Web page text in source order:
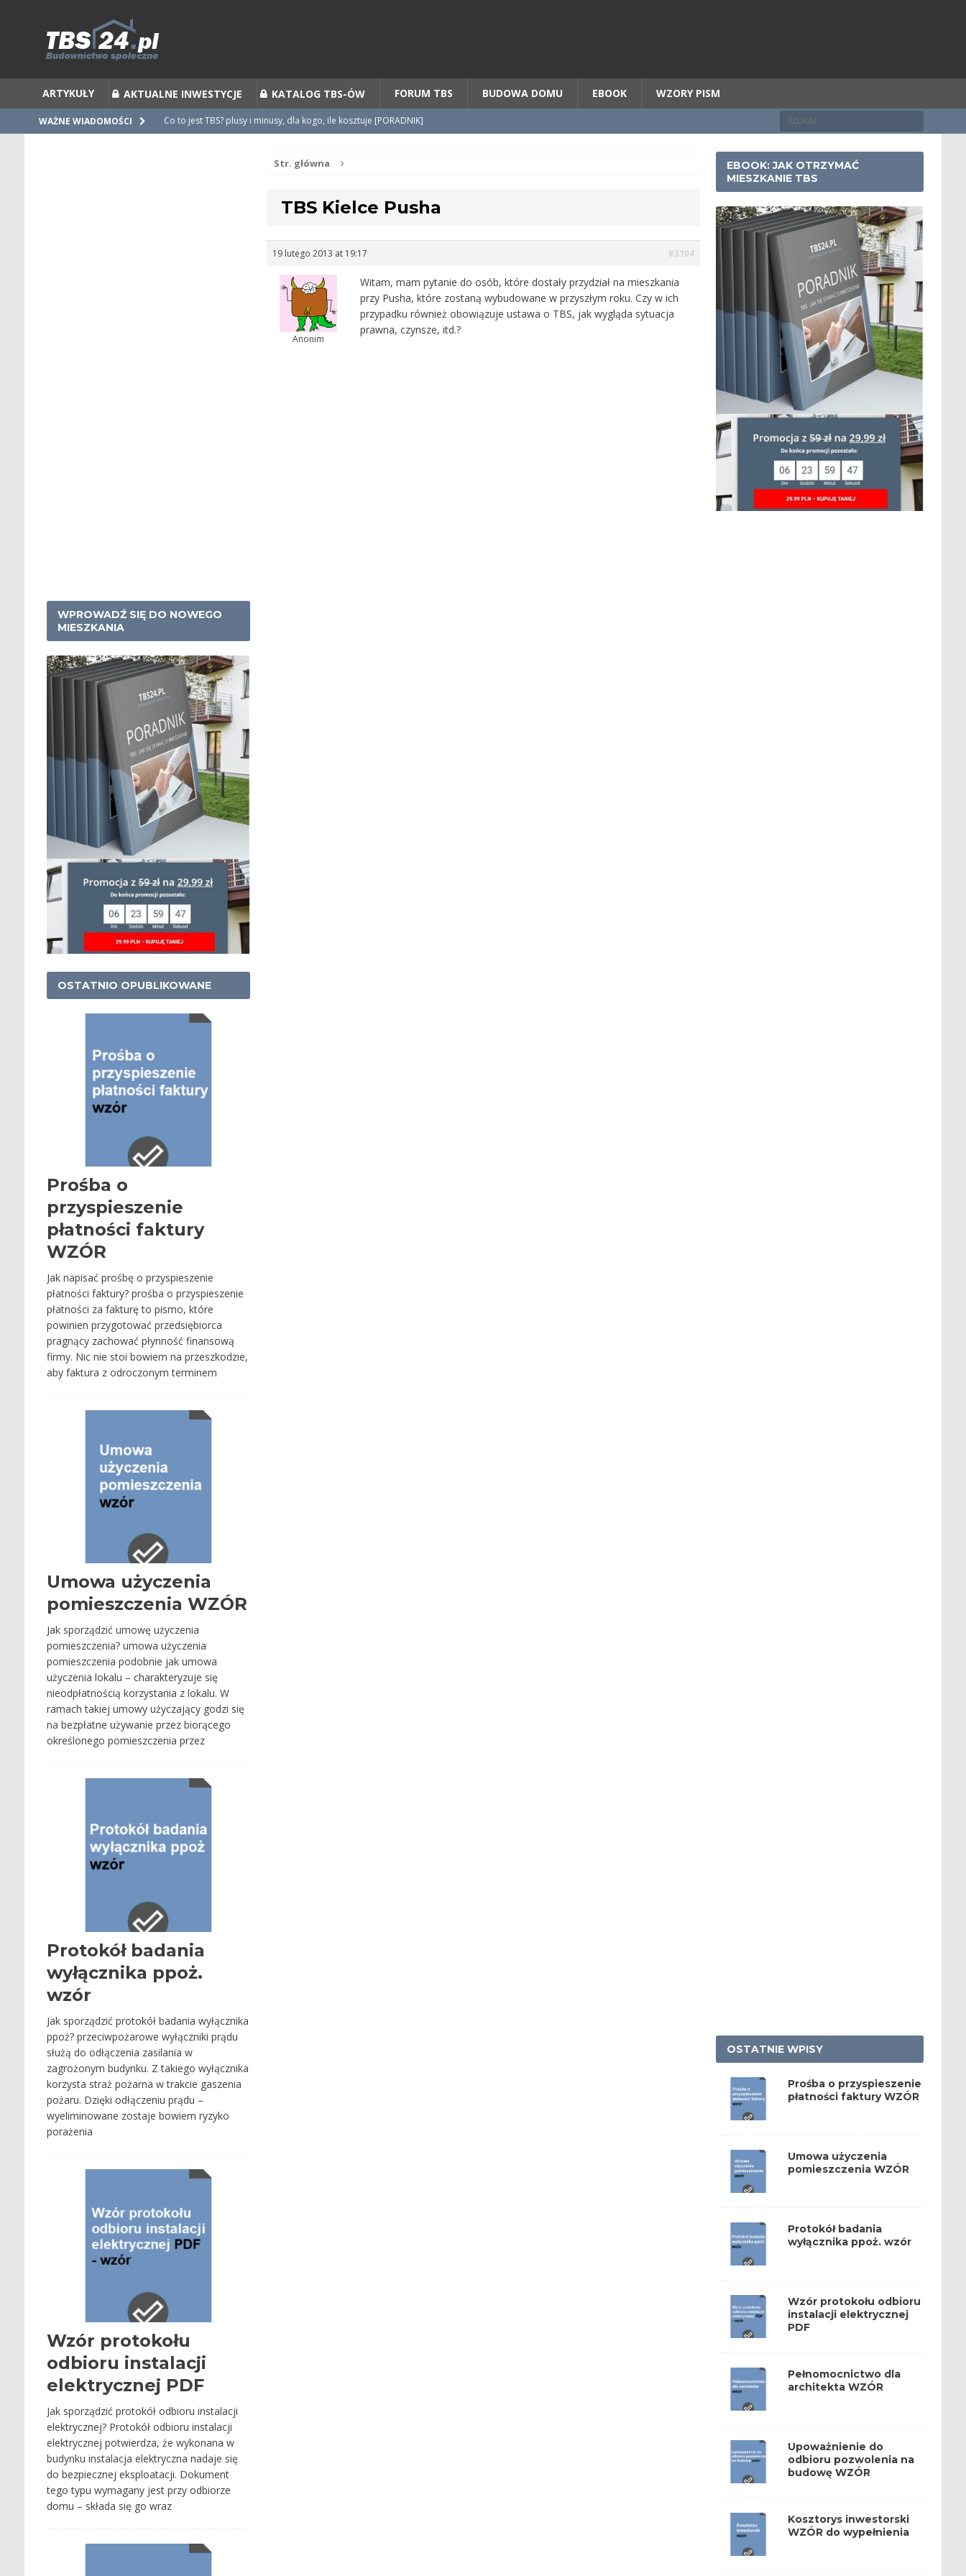
ARTYKUŁY AKTUALNE INWESTYCJE KATALOG TBS-ÓW FORUM TBS BUDOWA DOMU EBOOK WZORY PISM
WAŻNE WIADOMOŚCI
Co to jest TBS? plusy i minusy, dla kogo, ile kosztuje [PORADNIK]
Zalecenia do umów i statutów TBSStr. główna
TBS Kielce Pusha
19 lutego 2013 at 19:17 #3104
Anonim
Witam, mam pytanie do osób, które dostały przydział na mieszkania
przy Pusha, które zostaną wybudowane w przyszłym roku. Czy w ich
przypadku również obowiązuje ustawa o TBS, jak wygląda sytuacja
prawna, czynsze, itd.?
WPROWADŹ SIĘ DO NOWEGO
MIESZKANIA
OSTATNIO OPUBLIKOWANE
Prośba o
przyspieszenie
płatności faktury
WZÓR
Jak napisać prośbę o przyspieszenie
płatności faktury? prośba o przyspieszenie
płatności za fakturę to pismo, które
powinien przygotować przedsiębiorca
pragnący zachować płynność finansową
firmy. Nic nie stoi bowiem na przeszkodzie,
aby faktura z odroczonym terminem
Umowa użyczenia
pomieszczenia WZÓR
Jak sporządzić umowę użyczenia
pomieszczenia? umowa użyczenia
pomieszczenia podobnie jak umowa
użyczenia lokalu – charakteryzuje się
nieodpłatnością korzystania z lokalu. W
ramach takiej umowy użyczający godzi się
na bezpłatne używanie przez biorącego
określonego pomieszczenia przez
Protokół badania
wyłącznika ppoż.
wzór
Jak sporządzić protokół badania wyłącznika
ppoż? przeciwpożarowe wyłączniki prądu
służą do odłączenia zasilania w
zagrożonym budynku. Z takiego wyłącznika
korzysta straż pożarna w trakcie gaszenia
pożaru. Dzięki odłączeniu prądu –
wyeliminowane zostaje bowiem ryzyko
porażenia
Wzór protokołu
odbioru instalacji
elektrycznej PDF
Jak sporządzić protokół odbioru instalacji
elektrycznej? Protokół odbioru instalacji
elektrycznej potwierdza, że wykonana w
budynku instalacja elektryczna nadaje się
do bezpiecznej eksploatacji. Dokument
tego typu wymagany jest przy odbiorze
domu – składa się go wraz
EBOOK: JAK OTRZYMAĆ
MIESZKANIE TBS
OSTATNIE WPISY
Prośba o przyspieszenie
płatności faktury WZÓR
Umowa użyczenia
pomieszczenia WZÓR
Protokół badania
wyłącznika ppoż. wzór
Wzór protokołu odbioru
instalacji elektrycznej
PDF
Pełnomocnictwo dla
architekta WZÓR
Upoważnienie do
odbioru pozwolenia na
budowę WZÓR
Kosztorys inwestorski
WZÓR do wypełnienia